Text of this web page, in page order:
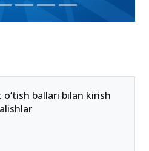
ballari bilan kirish